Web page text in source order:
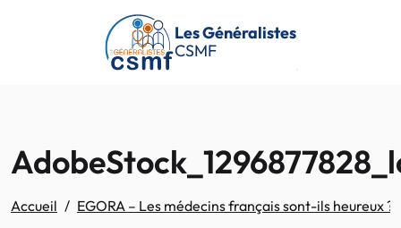
Passer au contenu principal
Les Généralistes
CSMF
Accueil EGORA – Les médecins français sont-ils heureux